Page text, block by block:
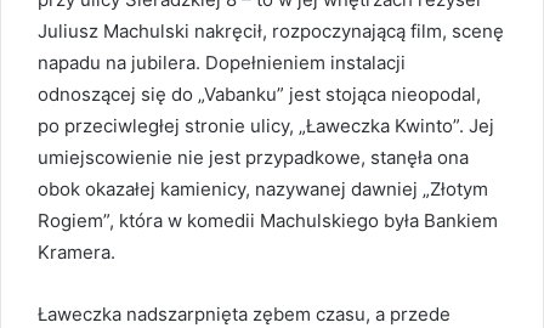
Juliusz Machulski nakręcił, rozpoczynającą film, scenę
napadu na jubilera. Dopełnieniem instalacji
odnoszącej się do „Vabanku” jest stojąca nieopodal,
po przeciwległej stronie ulicy, „Ławeczka Kwinto”. Jej
umiejscowienie nie jest przypadkowe, stanęła ona
obok okazałej kamienicy, nazywanej dawniej „Złotym
Rogiem”, która w komedii Machulskiego była Bankiem
Kramera.
Ławeczka nadszarpnięta zębem czasu, a przede